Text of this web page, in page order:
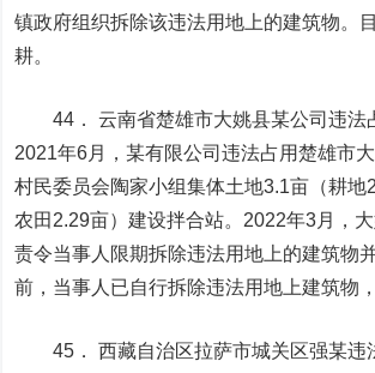
镇政府组织拆除该违法用地上的建筑物。
耕。
44． 云南省楚雄市大姚县某公司违法
2021年6月，某有限公司违法占用楚雄市
村民委员会陶家小组集体土地3.1亩（耕地
农田2.29亩）建设拌合站。2022年3月，
责令当事人限期拆除违法用地上的建筑物
前，当事人已自行拆除违法用地上建筑物
45． 西藏自治区拉萨市城关区强某违